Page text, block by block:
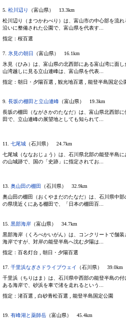
5. 松川辺り
（富山県） 13.3km
松川辺り（まつかわべり）は、富山市の中心部を流れ
沿いに整備された公園で、富山県を代表す...
指定： 桜百選
7. 氷見の朝日
（富山県） 16.1km
氷見（ひみ）は、富山県の北西部にある富山湾に面し
山湾越しに見る立山連峰は、富山県を代表...
指定： 朝日・夕陽百選 , 観光地百選 , 能登半島国定公
9. 長坂の棚田と立山連峰（富山県） 19.3km
長坂の棚田（ながさかのたなだ）は、富山県北西部に
田で、立山連峰の展望地としても知られて...
11. 七尾城（石川県） 24.7km
七尾城（ななおじょう）は、石川県北部の能登半島に
の山城跡で、国の「史跡」に指定されてお...
13. 奥山田の棚田 （石川県） 32.9km
奥山田の棚田（おくやまだのたなだ）は、石川県中部
の県境近くにある棚田で、「日本の棚田百...
15. 黒部海岸（富山県） 34.7km
黒部海岸（くろべかいがん）は、コンクリートで舗装
海岸ですが、対岸の能登半島へ沈む夕陽は...
指定： 百名灯台 , 朝日・夕陽百選
17. 千里浜なぎさドライブウェイ
（石川県） 39.0km
千里浜（ちりはま）は、石川県中西部の能登半島の付
ある海岸で、砂浜を車で渚を走れるという...
指定： 渚百選 , 白砂青松百選 , 能登半島国定公園
19. 有峰湖と薬師岳（富山県） 45.4km